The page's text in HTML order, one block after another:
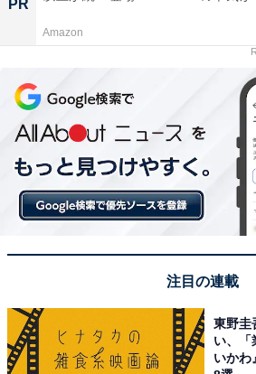
PR
Amazon
注目の連載
東野圭
い、「
いかわ